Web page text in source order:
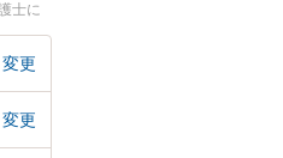
士に
の弁護
変更
変更